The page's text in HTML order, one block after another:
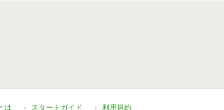
は スタートガイド 利用規約